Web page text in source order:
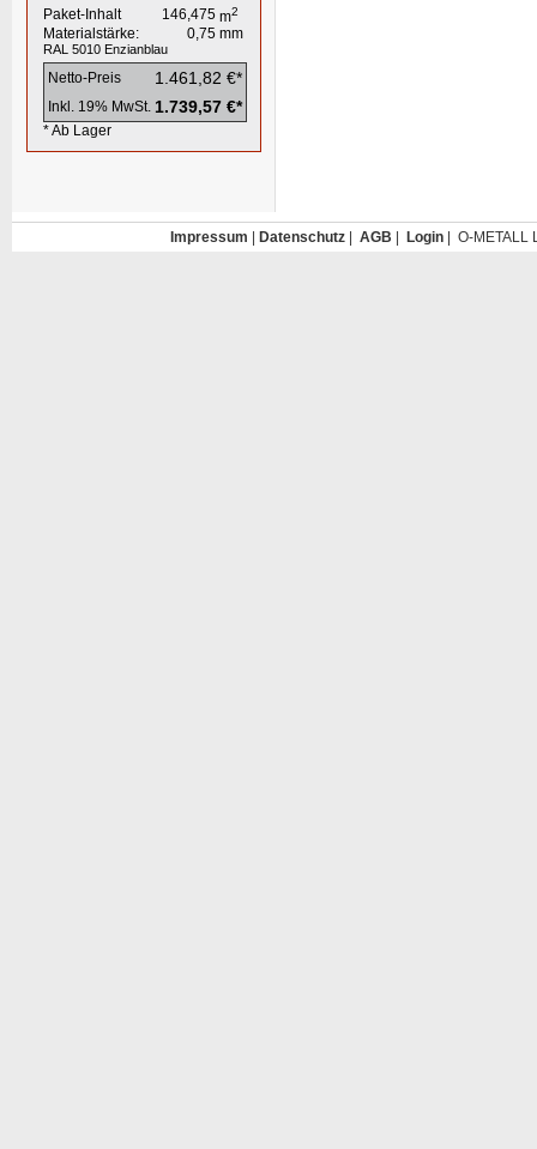
Paket-Inhalt
146,475 m2
Materialstärke: 0,75 mm
RAL 5010 Enzianblau
Netto-Preis 1.461,82 €*
Inkl. 19% MwSt. 1.739,57 €*
* Ab Lager
Impressum Datenschutz| AGB Login| O-METALL